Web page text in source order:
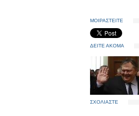
ΜΟΙΡΑΣΤΕΙΤΕ
ΔΕΙΤΕ ΑΚΟΜΑ
ΣΧΟΛΙΑΣΤΕ